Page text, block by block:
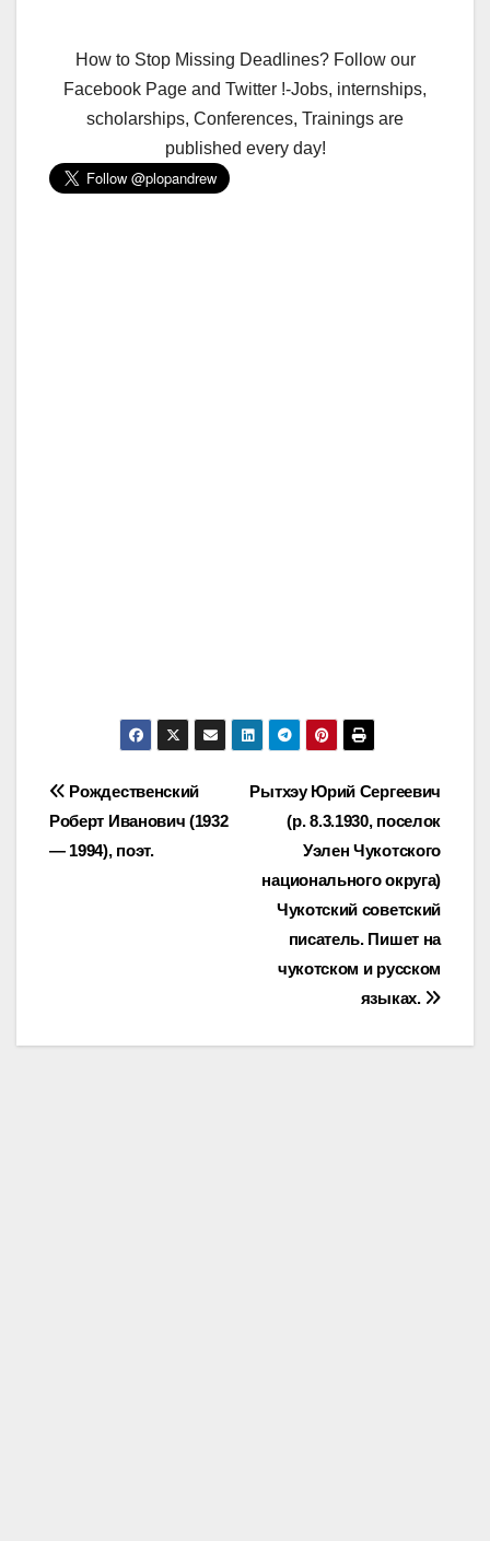
How to Stop Missing Deadlines? Follow our
Facebook Page and Twitter !-Jobs, internships,
scholarships, Conferences, Trainings are
published every day!
Post
navigation
Рытхэу Юрий Сергеевич
(р. 8.3.1930, поселок
Уэлен Чукотского
национального округа)
Чукотский советский
писатель. Пишет на
чукотском и русском
языках.
Рождественский
Роберт Иванович (1932
— 1994), поэт.